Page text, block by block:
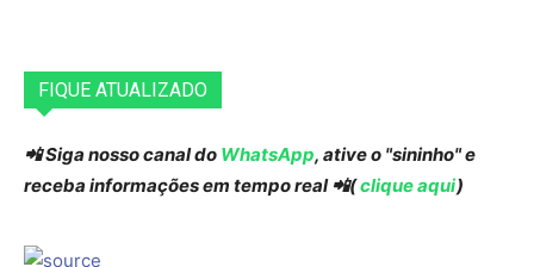
FIQUE ATUALIZADO
📲 Siga nosso canal do WhatsApp, ative o "sininho" e
receba informações em tempo real 📲(clique aqui)